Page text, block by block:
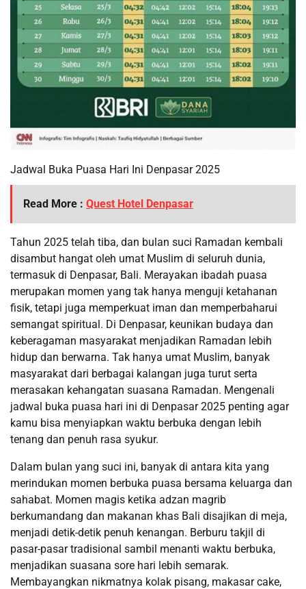
Jadwal Buka Puasa Hari Ini Denpasar 2025
Read More : Quest Hotel Denpasar
Tahun 2025 telah tiba, dan bulan suci Ramadan kembali
disambut hangat oleh umat Muslim di seluruh dunia,
termasuk di Denpasar, Bali. Merayakan ibadah puasa
merupakan momen yang tak hanya menguji ketahanan
fisik, tetapi juga memperkuat iman dan memperbaharui
semangat spiritual. Di Denpasar, keunikan budaya dan
keberagaman masyarakat menjadikan Ramadan lebih
hidup dan berwarna. Tak hanya umat Muslim, banyak
masyarakat dari berbagai kalangan juga turut serta
merasakan kehangatan suasana Ramadan. Mengenali
jadwal buka puasa hari ini di Denpasar 2025 penting agar
kamu bisa menyiapkan waktu berbuka dengan lebih
tenang dan penuh rasa syukur.
Dalam bulan yang suci ini, banyak di antara kita yang
merindukan momen berbuka puasa bersama keluarga dan
sahabat. Momen magis ketika adzan magrib
berkumandang dan makanan khas Bali disajikan di meja,
menjadi detik-detik penuh kenangan. Berburu takjil di
pasar-pasar tradisional sambil menanti waktu berbuka,
menjadikan suasana sore hari lebih semarak.
Membayangkan nikmatnya kolak pisang, makasar cake,